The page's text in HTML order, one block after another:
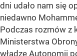
dni udało nam się
niedawno
Podczas rozmów z
Ministerstwa
władze Autonomii